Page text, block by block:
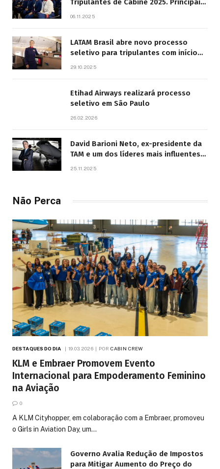
Tripulantes de Cabine 2025. Principais
06.11.2025
LATAM Brasil abre novo processo
seletivo para tripulantes com início
29.10.2025
Etihad Airways realizará processo
seletivo em São Paulo
26.02.2026
David Barioni Neto, ex-presidente da
TAM e um dos líderes mais influentes
25.11.2025
Não Perca
DESTAQUES DO DIA 19.03.2026 POR CABIN CREW
KLM e Embraer Promovem Evento
Internacional para Empoderamento Feminino
na Aviação
0
A KLM Cityhopper, em colaboração com a Embraer, promoveu
o Girls in Aviation Day, um…
Governo Avalia Redução de Impostos
para Mitigar Aumento do Preço do